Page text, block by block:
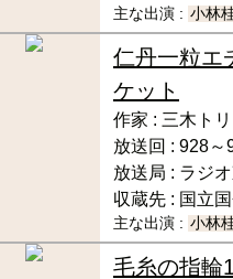
主な出演 : 小林
仁丹一粒エ
ケット
作家 : 三木ト
放送回 : 928～
放送局 : ラジ
収蔵先 : 国立
主な出演 : 小林
毛糸の指輪